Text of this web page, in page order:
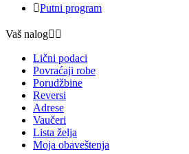
Putni program
Vaš nalog 
Lični podaci
Povraćaji robe
Porudžbine
Reversi
Adrese
Vaučeri
Lista želja
Moja obaveštenja